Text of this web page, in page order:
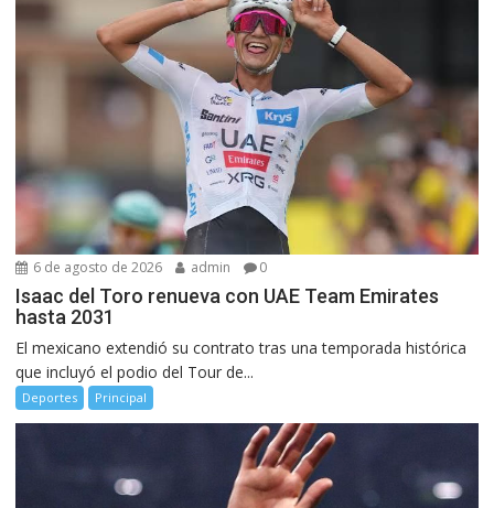
6 de agosto de 2026 admin 0
Isaac del Toro renueva con UAE Team Emirates
hasta 2031
El mexicano extendió su contrato tras una temporada histórica
que incluyó el podio del Tour de...
Deportes Principal